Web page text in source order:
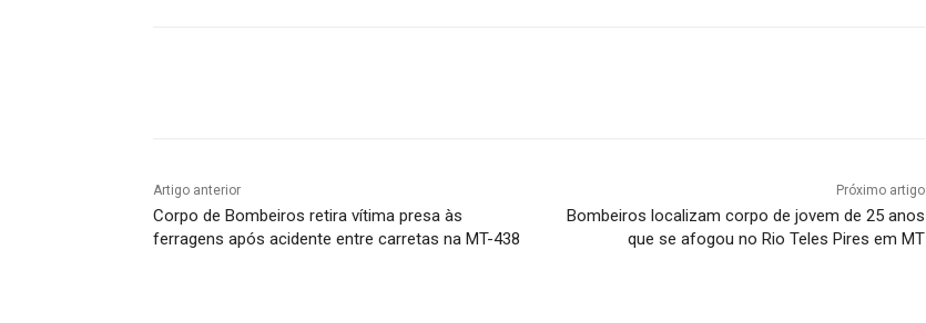
Artigo anterior
Corpo de Bombeiros retira vítima presa às
ferragens após acidente entre carretas na MT-438
Próximo artigo
Bombeiros localizam corpo de jovem de 25 anos
que se afogou no Rio Teles Pires em MT